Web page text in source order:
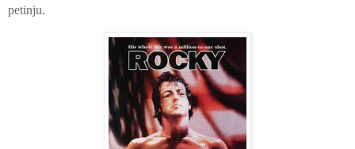
petinju.